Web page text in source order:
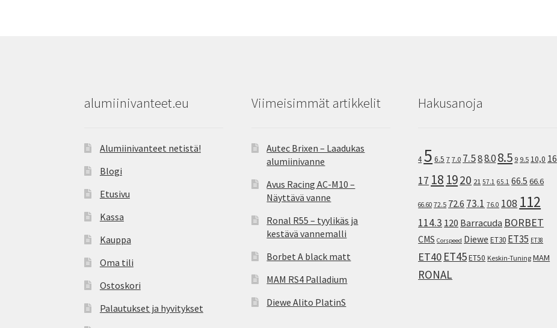
alumiinivanteet.eu
Alumiinivanteet netistä!
Blogi
Etusivu
Kassa
Kauppa
Oma tili
Ostoskori
Palautukset ja hyvitykset
Viimeisimmät artikkelit
Autec Brixen – Laadukas
alumiinivanne
Avus Racing AC-M10 –
Näyttävä vanne
Ronal R55 – tyylikäs ja
kestävä vannemalli
Borbet A black matt
MAM RS4 Palladium
Diewe Alito PlatinS
Hakusanoja
4 5 6.5 7 7.0 7.588.08.5 9 9.5 10,0 16
17 18 1920 21 57.1 65.1 66.5 66.6
66.60 72.5 72.6 73.1 76.0 108 112
114.3 120 Barracuda BORBET
CMS Corspeed Diewe ET30 ET35 ET38
ET40 ET45ET50 Keskin-Tuning MAM
RONAL